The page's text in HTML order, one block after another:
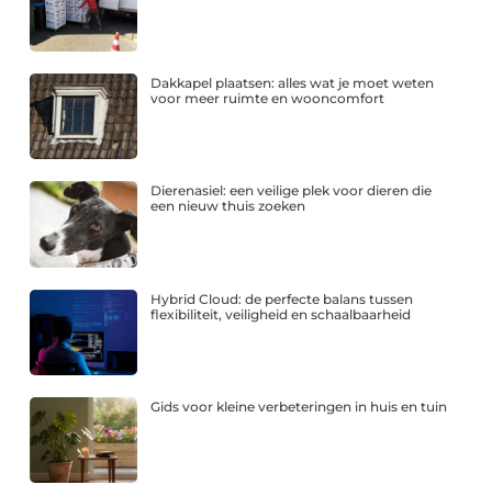
Dakkapel plaatsen: alles wat je moet weten
voor meer ruimte en wooncomfort
Dierenasiel: een veilige plek voor dieren die
een nieuw thuis zoeken
Hybrid Cloud: de perfecte balans tussen
flexibiliteit, veiligheid en schaalbaarheid
Gids voor kleine verbeteringen in huis en tuin